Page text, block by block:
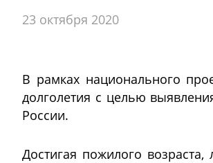
23 октября 2020
В рамках национального
долголетия с целью
России.
Достигая пожилого